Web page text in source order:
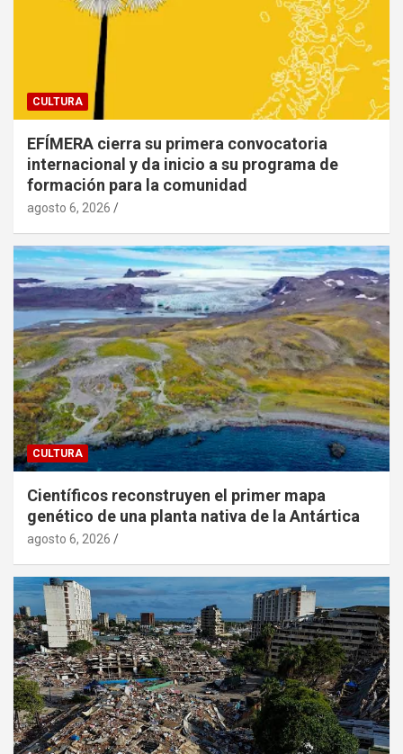
CULTURA
EFÍMERA cierra su primera convocatoria
internacional y da inicio a su programa de
formación para la comunidad
agosto 6, 2026
CULTURA
Científicos reconstruyen el primer mapa
genético de una planta nativa de la Antártica
agosto 6, 2026